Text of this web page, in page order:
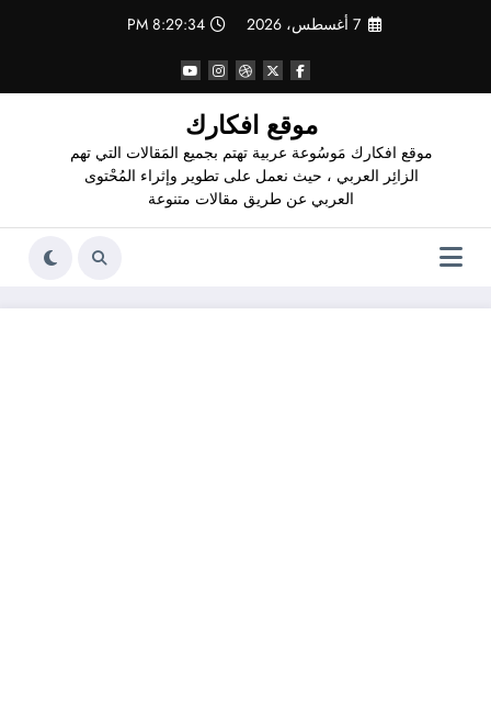
7 أغسطس، 2026 8:29:35 PM
موقع افكارك
موقع افكارك مَوسُوعة عربية تهتم بجميع المَقالات التي تهم
الزائِر العربي ، حيث نعمل على تطوير وإثراء المُحْتوى
العربي عن طريق مقالات متنوعة